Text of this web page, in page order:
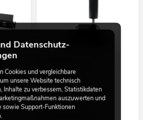
No. 51708115
Wird für Sie bestellt
Datenschutz-
Cookies und vergleichbare
unsere Website technisch
Inhalte zu verbessern, Statistikdaten
auszuwerten und
sowie Support-Funktionen